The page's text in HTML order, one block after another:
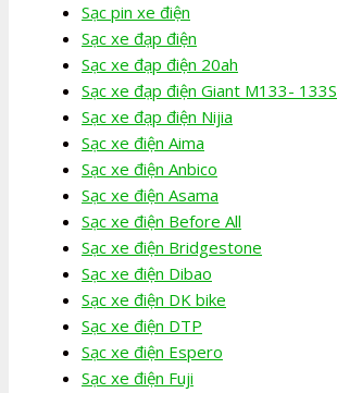
Sạc pin xe điện
Sạc xe đạp điện
Sạc xe đạp điện 20ah
Sạc xe đạp điện Giant M133- 133S
Sạc xe đạp điện Nijia
Sạc xe điện Aima
Sạc xe điện Anbico
Sạc xe điện Asama
Sạc xe điện Before All
Sạc xe điện Bridgestone
Sạc xe điện Dibao
Sạc xe điện DK bike
Sạc xe điện DTP
Sạc xe điện Espero
Sạc xe điện Fuji